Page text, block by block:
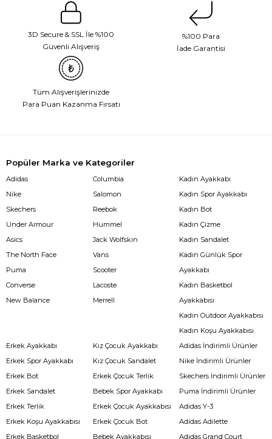
3D Secure & SSL İle %100
Güvenli Alışveriş
%100 Para
İade Garantisi
Tüm Alışverişlerinizde
Para Puan Kazanma Fırsatı
Popüler Marka ve Kategoriler
Adidas
Nike
Skechers
Under Armour
Asics
The North Face
Puma
Converse
New Balance
Columbia
Salomon
Reebok
Hummel
Jack Wolfskin
Vans
Scooter
Lacoste
Merrell
Kadın Ayakkabı
Kadın Spor Ayakkabı
Kadın Bot
Kadın Çizme
Kadın Sandalet
Kadın Günlük Spor
Ayakkabı
Kadın Basketbol
Ayakkabısı
Kadın Outdoor Ayakkabısı
Kadın Koşu Ayakkabısı
Erkek Ayakkabı
Erkek Spor Ayakkabı
Erkek Bot
Erkek Sandalet
Erkek Terlik
Erkek Koşu Ayakkabısı
Erkek Basketbol
Kız Çocuk Ayakkabı
Kız Çocuk Sandalet
Erkek Çocuk Terlik
Bebek Spor Ayakkabı
Erkek Çocuk Ayakkabısı
Erkek Çocuk Bot
Bebek Ayakkabısı
Adidas İndirimli Ürünler
Nike İndirimli Ürünler
Skechers İndirimli Ürünler
Puma İndirimli Ürünler
Adidas Y-3
Adidas Adilette
Adidas Grand Court